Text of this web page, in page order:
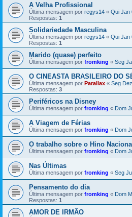
A Velha Profissional
Última mensagem por regys14 « Qui Jan
Respostas: 1
Solidariedade Masculina
Última mensagem por regys14 « Qui Jan
Respostas: 1
Marido (quase) perfeito
Última mensagem por fromking « Seg
O CINEASTA BRASILEIRO DO
Última mensagem por Parallax « Seg
Respostas: 3
Periféricos na Disney
Última mensagem por fromking « Dom
A Viagem de Férias
Última mensagem por fromking « Dom
O trabalho sobre o Hino
Última mensagem por fromking « Dom
Nas Últimas
Última mensagem por fromking « Seg
Pensamento do dia
Última mensagem por fromking « Dom
Respostas: 1
AMOR DE IRMÃO